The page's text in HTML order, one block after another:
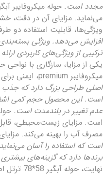
مجدد است.
می‌نماید. مزایای آن در دقت،
ویژگی‌ها، قابلیت استفاده دو
افزایش می‌دهد. ویژگی
ترکیبی از ویژگی‌های کاربردی
یکی از مزایا، سازگاری با
میکروفایبر premium، ایمنی برای سطوح است. مزایای آن در سرعت، خشک کردن سریع‌تر نسبت به حوله‌های معمولی است.
اصلی طراحی بزرگ دارد که جذب
است. این محصول حجم کمی
عدم تغییر در بلندمدت است.
است. مزایای زیست‌محیطی،
مصرف آب را بهینه می‌کند.
است که استفاده را آسان
برندها دارد که گزینه‌های بیشتری
نهایت، حوله آبگیر 58*78 ترتل اصلی مزایای جامعی در عملکرد و دوام عرضه می‌کند.